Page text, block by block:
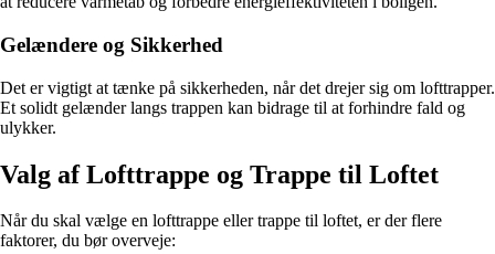
Gelændere og Sikkerhed
Det er vigtigt at tænke på sikkerheden, når det drejer sig om lofttrapper.
Et solidt gelænder langs trappen kan bidrage til at forhindre fald og
ulykker.
Valg af Lofttrappe og Trappe til Loftet
Når du skal vælge en lofttrappe eller trappe til loftet, er der flere
faktorer, du bør overveje: